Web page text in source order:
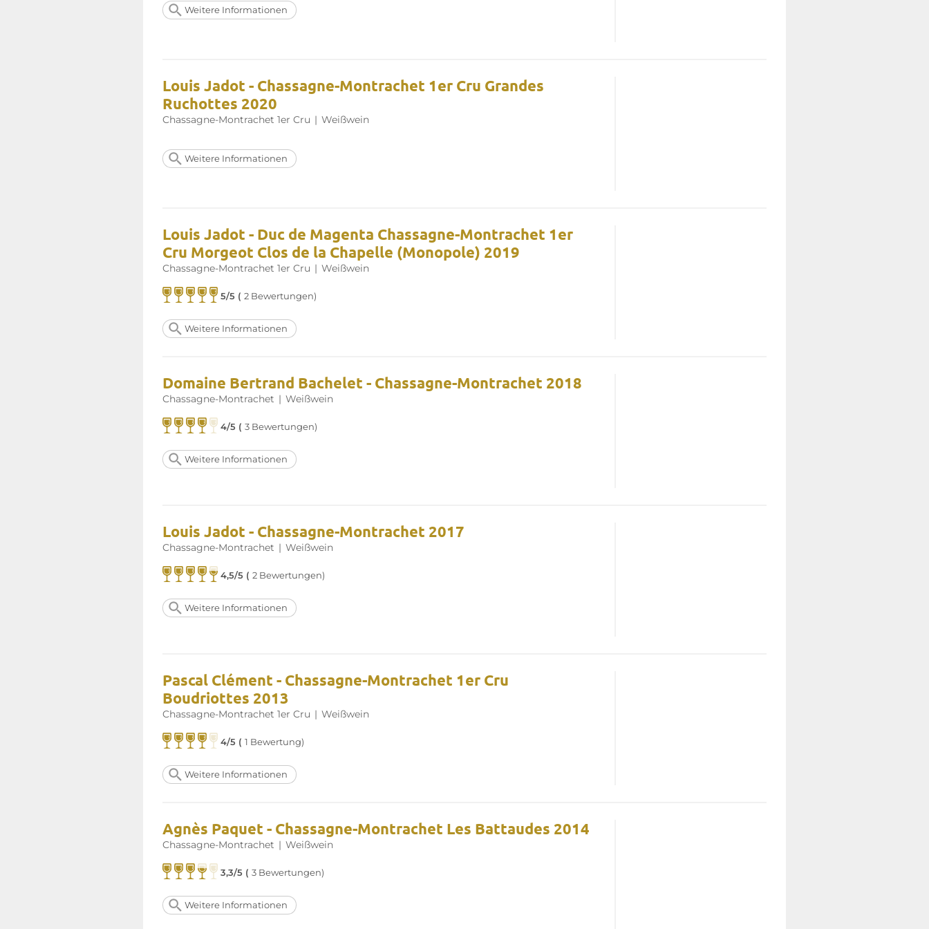
Weitere Informationen
Louis Jadot - Chassagne-Montrachet 1er Cru Grandes
Ruchottes 2020
Chassagne-Montrachet 1er Cru | Weißwein
Weitere Informationen
Louis Jadot - Duc de Magenta Chassagne-Montrachet 1er
Cru Morgeot Clos de la Chapelle (Monopole) 2019
Chassagne-Montrachet 1er Cru | Weißwein
5/5 (2 Bewertungen)
Weitere Informationen
Domaine Bertrand Bachelet - Chassagne-Montrachet 2018
Chassagne-Montrachet | Weißwein
4/5 (3 Bewertungen)
Weitere Informationen
Louis Jadot - Chassagne-Montrachet 2017
Chassagne-Montrachet | Weißwein
4,5/5 (2 Bewertungen)
Weitere Informationen
Pascal Clément - Chassagne-Montrachet 1er Cru
Boudriottes 2013
Chassagne-Montrachet 1er Cru | Weißwein
4/5 (1 Bewertung)
Weitere Informationen
Agnès Paquet - Chassagne-Montrachet Les Battaudes 2014
Chassagne-Montrachet | Weißwein
3,3/5 (3 Bewertungen)
Weitere Informationen